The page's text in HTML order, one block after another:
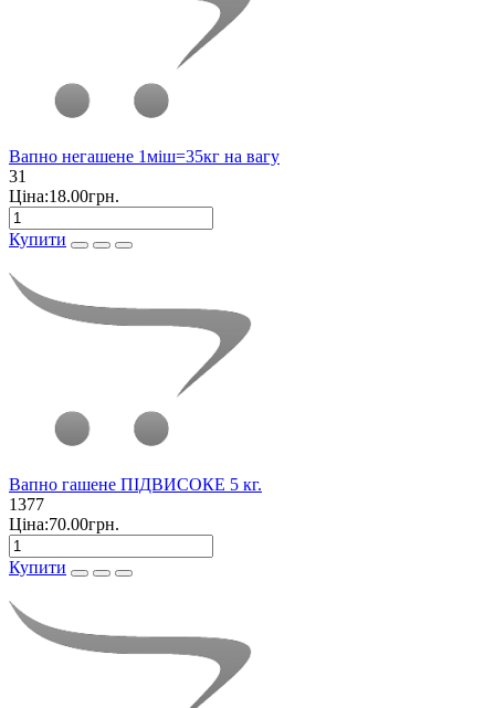
Вапно негашене 1міш=35кг на вагу
31
Ціна:18.00грн.
Купити
Вапно гашене ПІДВИСОКЕ 5 кг.
1377
Ціна:70.00грн.
Купити